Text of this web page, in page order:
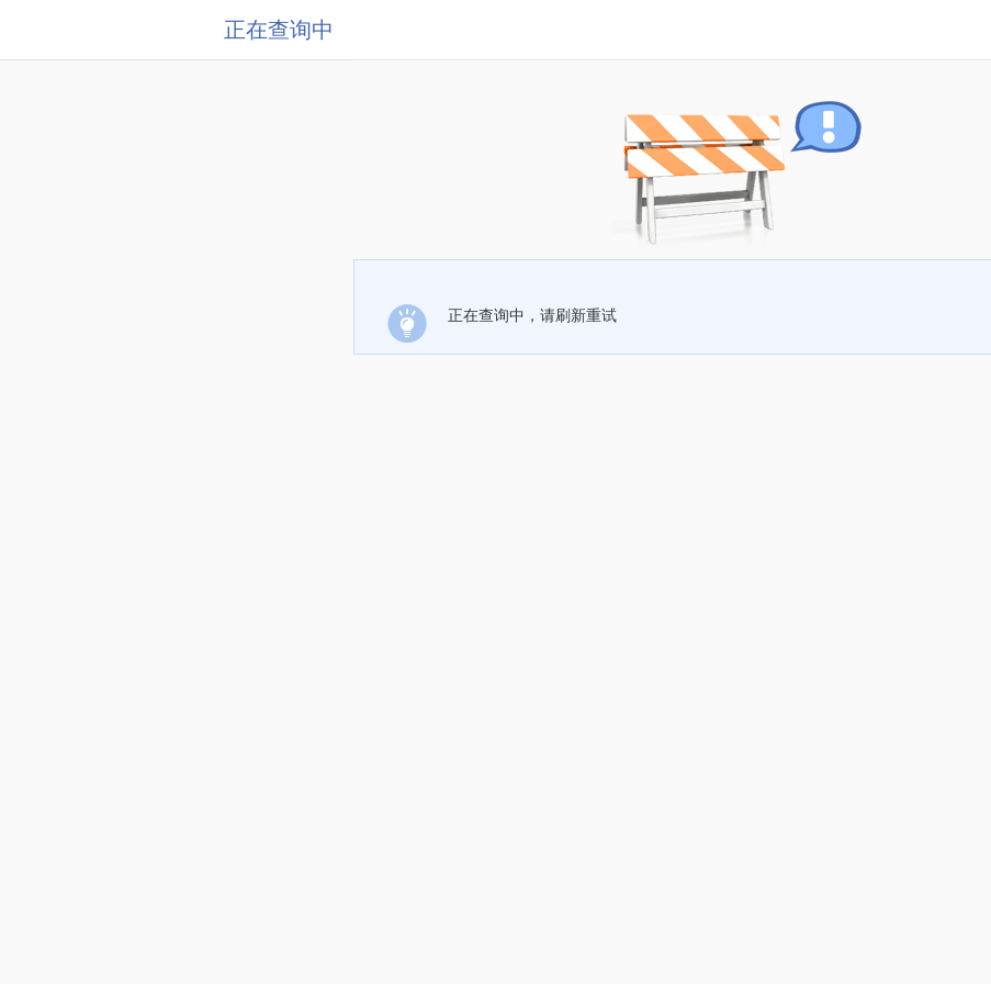
正在查询中
正在查询中，请刷新重试